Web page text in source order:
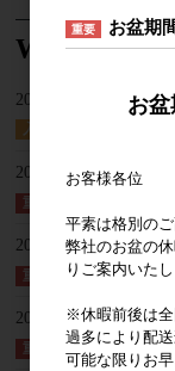
What's New
2026-07-29
入荷情報
2026-07-13
重要
2026-07-13
重要 お盆期間の集配
2026-04-13
重要 ゴールデンウィ
重要 お盆期
お
お客様各位
平素は格別の
弊社のお盆の
りご案内いたし
※休暇前後は
過多により配送
可能な限りお